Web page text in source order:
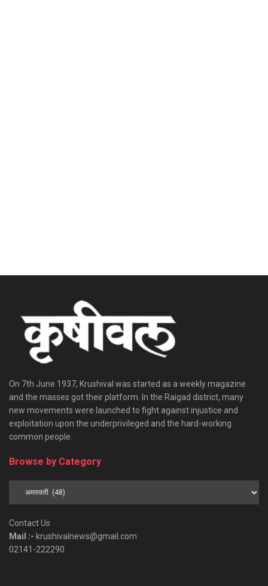
On 7th June 1937, Krushival was started as a weekly magazine
and the masses got their platform. In the Raigad district, many
new movements were launched to fight against injustice and
exploitation upon the underprivileged and the hard-working
common people.
Browse by Category
Contact Us
Mail :- krushivalnews@gmail.com
02141-222290